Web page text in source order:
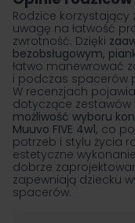
Rodzice korzystający
uwagę na łatwość
zwrotność. Dzięki
bezobsługowym,
łatwo manewrować
i podczas spacerów
W recenzjach
dotyczące zestawów
możliwość wyboru
Muuvo FIVE 4w1, co
potrzeb i stylu życia
estetyczne
dobrze
zapewniają dziecku
spacerów.